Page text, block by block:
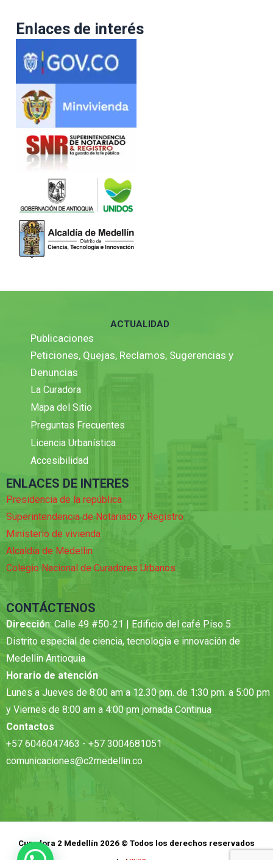
Enlaces de interés
ACTUALIDAD
Publicaciones
Peticiones, Quejas, Reclamos, Sugerencias y
Denuncias
La Curadora
Mapa del Sitio
Preguntas Frecuentes
Licencia Urbanística
Accesibilidad
ENLACES DE INTERES
Presidencia de la república
Superintendencia de Notariado y Registro
Ministerio de vivienda
Alcaldia de Medellin
Colegio Nacional de Curadores Urbanos
CONTÁCTENOS
Dirección: Calle 49 #50-21 | Edificio del café Piso 5
Distrito especial de ciencia, tecnologia e innovación de
Medellin Antioquia
Horario de atención
Lunes a Jueves de 8:00 am a 12.30 pm. de 1:30 pm. a 5:00 pm
y Viernes de 8:00 am a 4:00 pm jornada Continua
Contactos
+57 6046047463 - +57 3004681051
comunicaciones@c2medellin.co
Curadora 2 Medellín 2026 © Todos los derechos reservados